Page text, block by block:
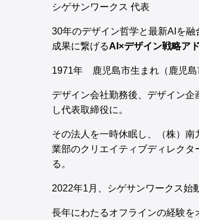
シゲサンワークス 代表
30年のデザイン哲学と最新AIを融
成果に繋げるAI×デザイン戦略ア
1971年 鹿児島市生まれ（鹿児島
デザイン会社勤務後、デザイン企
し代表取締役に。
その法人を一時休眠し、（株）南
業部のクリエイティブディレクタ
る。
2022年1月、シゲサンワークス始
長年にわたるオフラインの経験を